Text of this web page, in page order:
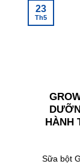
HÀNH
Sữa bột
23
Th5